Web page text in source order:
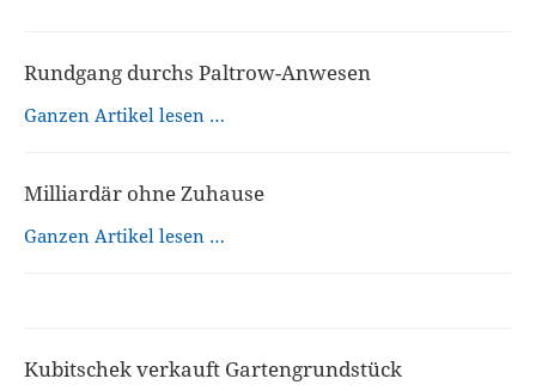
Rundgang durchs Paltrow-Anwesen
Ganzen Artikel lesen …
Milliardär ohne Zuhause
Ganzen Artikel lesen …
Kubitschek verkauft Gartengrundstück